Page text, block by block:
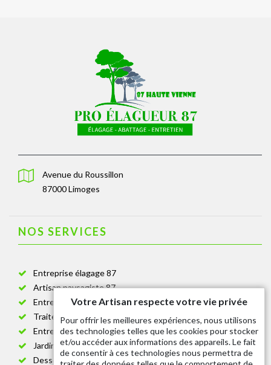
Avenue du Roussillon
87000 Limoges
NOS SERVICES
Entreprise élagage 87
Artisan paysagiste 87
Entreprise de jardinage 87
Traitement anti-chenille 87
Entreprise abattage arbre 87
Jardinier taille de haie 87
Dessouchage arbre et haie 87
Votre Artisan respecte votre vie privée
Pour offrir les meilleures expériences, nous utilisons
des technologies telles que les cookies pour stocker
et/ou accéder aux informations des appareils. Le fait
de consentir à ces technologies nous permettra de